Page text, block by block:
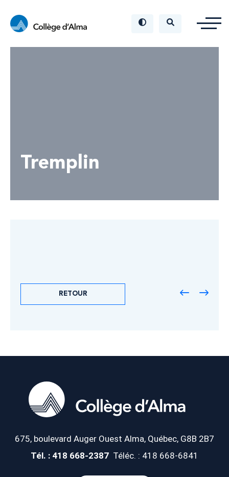
Tremplin
RETOUR
675, boulevard Auger Ouest Alma, Québec, G8B 2B7
Tél. : 418 668-2387 Téléc. : 418 668-6841